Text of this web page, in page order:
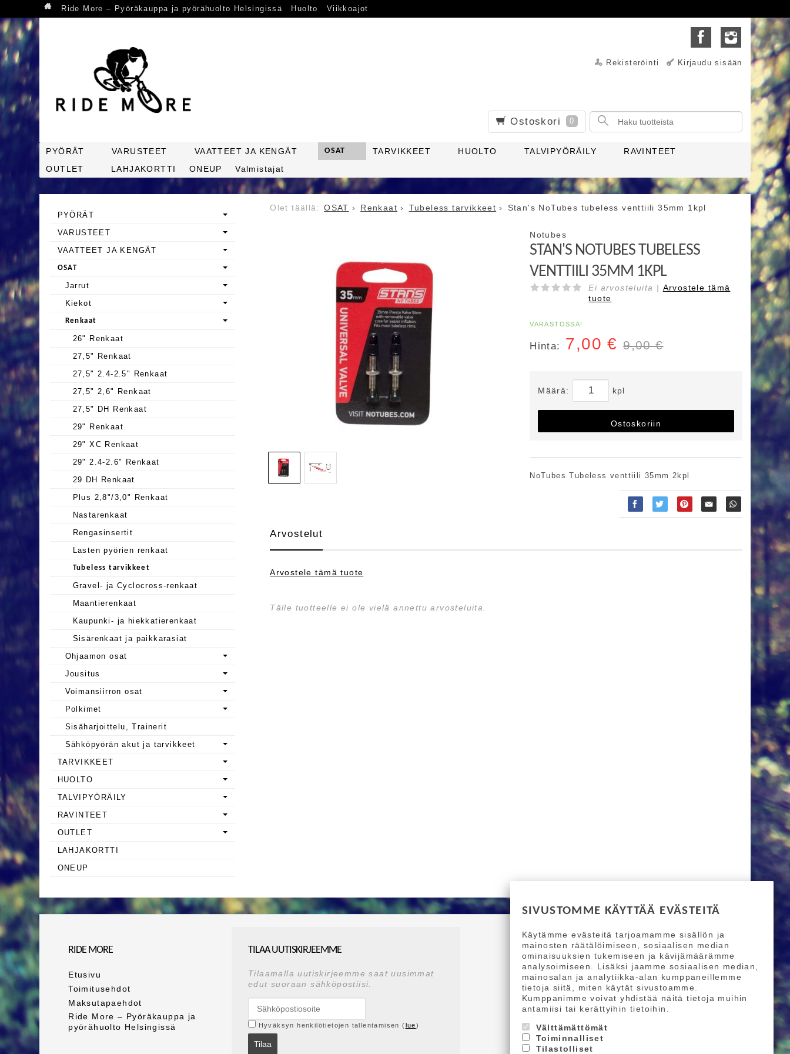
SIVUSTOMME KÄYTTÄÄ EVÄSTEITÄ
Käytämme evästeitä tarjoamamme sisällön ja
mainosten räätälöimiseen, sosiaalisen median
ominaisuuksien tukemiseen ja kävijämäärämme
analysoimiseen. Lisäksi jaamme sosiaalisen median,
mainosalan ja analytiikka-alan kumppaneillemme
tietoja siitä, miten käytät sivustoamme.
Kumppanimme voivat yhdistää näitä tietoja muihin
antamiisi tai kerättyihin tietoihin.
Välttämättömät
Toiminnalliset
Tilastolliset
Ride More – Pyöräkauppa ja pyörähuolto Helsingissä Huolto Viikkoajot
Rekisteröinti Kirjaudu sisään
Ostoskori 0
PYÖRÄT VARUSTEET VAATTEET JA KENGÄT OSAT TARVIKKEET HUOLTO TALVIPYÖRÄILY
RAVINTEET
OUTLET
LAHJAKORTTI ONEUP Valmistajat
OSAT Renkaat Tubeless tarvikkeet Stan's NoTubes tubeless venttiili 35mm 1kpl
Notubes
STAN'S NOTUBES TUBELESS
VENTTIILI 35MM 1KPL
Ei arvosteluita | Arvostele tämä
tuote
VARASTOSSA!
Hinta: 7,00€ 9,00 €
Määrä: kpl
Ostoskoriin
NoTubes Tubeless venttiili 35mm 2kpl
Arvostelut
Arvosteletämä tuote
Tälle tuotteelle ei ole vielä annettu arvosteluita.
PYÖRÄT
VARUSTEET
VAATTEET JA KENGÄT
OSAT
Jarrut
Kiekot
Renkaat
26" Renkaat
27,5" Renkaat
27,5" 2.4-2.5" Renkaat
27,5" 2,6" Renkaat
27,5" DH Renkaat
29" Renkaat
29" XC Renkaat
29" 2.4-2.6" Renkaat
29 DH Renkaat
Plus 2,8"/3,0" Renkaat
Nastarenkaat
Rengasinsertit
Lasten pyörien renkaat
Tubeless tarvikkeet
Gravel- ja Cyclocross-renkaat
Maantierenkaat
Kaupunki- ja hiekkatierenkaat
Sisärenkaat ja paikkarasiat
Ohjaamon osat
Jousitus
Voimansiirron osat
Polkimet
Sisäharjoittelu, Trainerit
Sähköpyörän akut ja tarvikkeet
TARVIKKEET
HUOLTO
TALVIPYÖRÄILY
RAVINTEET
OUTLET
LAHJAKORTTI
ONEUP
RIDE MORE
Etusivu
Toimitusehdot
Maksutapaehdot
Ride More – Pyöräkauppa ja
pyörähuolto Helsingissä
TILAA UUTISKIRJEEMME
Tilaamalla uutiskirjeemme saat uusimmat
edut suoraan sähköpostiisi.
Hyväksyn henkilötietojen tallentamisen (lue)
Tilaa